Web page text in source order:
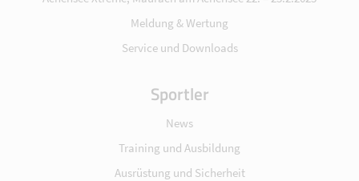
Meldung & Wertung
Service und Downloads
Sportler
News
Training und Ausbildung
Ausrüstung und Sicherheit